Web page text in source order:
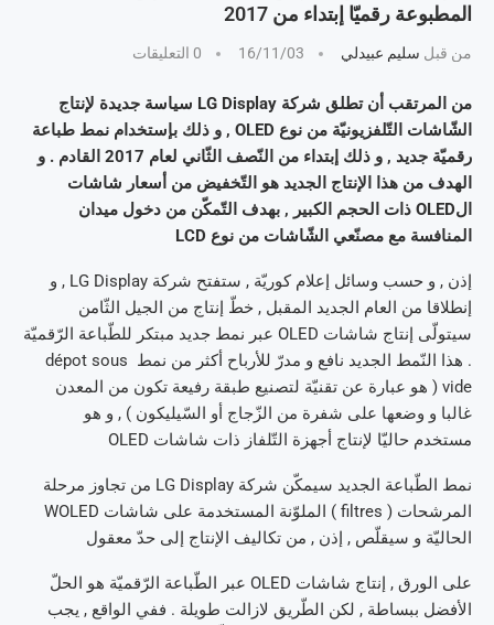
المطبوعة رقميّا إبتداء من 2017
من قبل سليم عبيدلي 16/11/03 0 التعليقات
من المرتقب أن تطلق شركة LG Display سياسة جديدة لإنتاج
الشّاشات التّلفزيونيّة من نوع OLED , و ذلك بإستخدام نمط طباعة
رقميّة جديد , و ذلك إبتداء من النّصف الثّاني لعام 2017 القادم . و
الهدف من هذا الإنتاج الجديد هو التّخفيض من أسعار شاشات
الOLED ذات الحجم الكبير , بهدف التّمكّن من دخول ميدان
المنافسة مع مصنّعي الشّاشات من نوع LCD
إذن , و حسب وسائل إعلام كوريّة , ستفتح شركة LG Display , و
إنطلاقا من العام الجديد المقبل , خطّ إنتاج من الجيل الثّامن
سيتولّى إنتاج شاشات OLED عبر نمط جديد مبتكر للطّباعة الرّقميّة
. هذا النّمط الجديد نافع و مدرّ للأرباح أكثر من
نمط dépot sous
vide ( هو عبارة عن تقنيّة لتصنيع طبقة رفيعة تكون من المعدن
غالبا و وضعها على شفرة من الزّجاج أو السّيليكون ) , و هو
مستخدم حاليّا لإنتاج أجهزة التّلفاز ذات شاشات OLED
نمط الطّباعة الجديد سيمكّن شركة LG Display من تجاوز مرحلة
المرشحات ( filtres ) الملوّنة المستخدمة على شاشات WOLED
الحاليّة و سيقلّص , إذن , من تكاليف الإنتاج إلى حدّ معقول
على الورق , إنتاج شاشات OLED عبر الطّباعة الرّقميّة هو الحلّ
الأفضل ببساطة , لكن الطّريق لازالت طويلة . ففي الواقع , يجب